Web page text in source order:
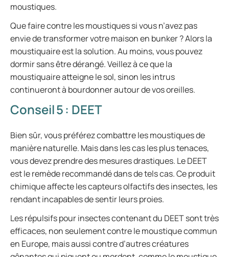
moustiques.
Que faire contre les moustiques si vous n’avez pas
envie de transformer votre maison en bunker ? Alors la
moustiquaire est la solution. Au moins, vous pouvez
dormir sans être dérangé. Veillez à ce que la
moustiquaire atteigne le sol, sinon les intrus
continueront à bourdonner autour de vos oreilles.
Conseil 5 : DEET
Bien sûr, vous préférez combattre les moustiques de
manière naturelle. Mais dans les cas les plus tenaces,
vous devez prendre des mesures drastiques. Le DEET
est le remède recommandé dans de tels cas. Ce produit
chimique affecte les capteurs olfactifs des insectes, les
rendant incapables de sentir leurs proies.
Les répulsifs pour insectes contenant du DEET sont très
efficaces, non seulement contre le moustique commun
en Europe, mais aussi contre d’autres créatures